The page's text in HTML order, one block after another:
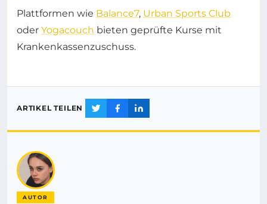
Plattformen wie Balance7, Urban Sports Club
oder Yogacouch bieten geprüfte Kurse mit
Krankenkassenzuschuss.
ARTIKEL TEILEN
AUTOR